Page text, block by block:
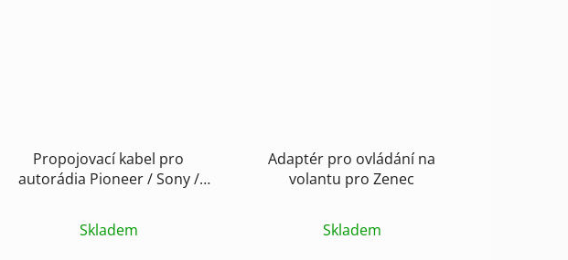
Propojovací kabel pro
autorádia Pioneer / Sony /
Skladem
Adaptér pro ovládání na
volantu pro Zenec
Skladem